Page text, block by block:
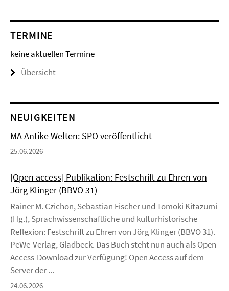
TERMINE
keine aktuellen Termine
Übersicht
NEUIGKEITEN
MA Antike Welten: SPO veröffentlicht
25.06.2026
[Open access] Publikation: Festschrift zu Ehren von
Jörg Klinger (BBVO 31)
Rainer M. Czichon, Sebastian Fischer und Tomoki Kitazumi
(Hg.), Sprachwissenschaftliche und kulturhistorische
Reflexion: Festschrift zu Ehren von Jörg Klinger (BBVO 31).
PeWe-Verlag, Gladbeck. Das Buch steht nun auch als Open
Access-Download zur Verfügung! Open Access auf dem
Server der ...
24.06.2026